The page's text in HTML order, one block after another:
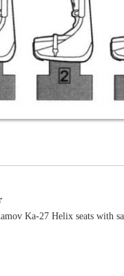
Ka-27 Helix seats with